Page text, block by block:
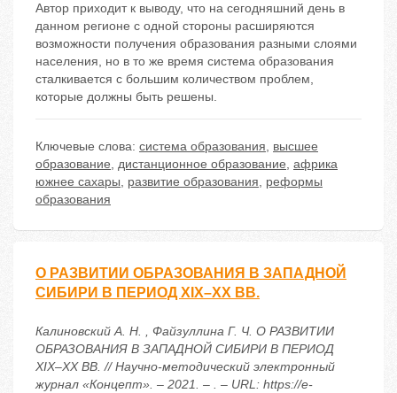
Автор приходит к выводу, что на сегодняшний день в
данном регионе с одной стороны расширяются
возможности получения образования разными слоями
населения, но в то же время система образования
сталкивается с большим количеством проблем,
которые должны быть решены.
Ключевые слова: система образования, высшее
образование, дистанционное образование, африка
южнее сахары, развитие образования, реформы
образования
О РАЗВИТИИ ОБРАЗОВАНИЯ В ЗАПАДНОЙ
СИБИРИ В ПЕРИОД XIX–XX ВВ.
Калиновский А. Н. , Файзуллина Г. Ч. О РАЗВИТИИ
ОБРАЗОВАНИЯ В ЗАПАДНОЙ СИБИРИ В ПЕРИОД
XIX–XX ВВ. // Научно-методический электронный
журнал «Концепт». – 2021. – . – URL: https://e-